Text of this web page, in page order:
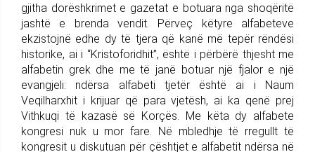
gjitha dorëshkrimet e gazetat e botuara nga shoqëritë
jashtë e brenda vendit. Përveç këtyre alfabeteve
ekzistojnë edhe dy të tjera që kanë më tepër rëndësi
historike, ai i “Kristoforidhit”, është i përbërë thjesht me
alfabetin grek dhe me të janë botuar një fjalor e një
evangjeli: ndërsa alfabeti tjetër është ai i Naum
Veqilharxhit i krijuar që para vjetësh, ai ka qenë prej
Vithkuqi të kazasë së Korçës. Me këta dy alfabete
kongresi nuk u mor fare. Në mbledhje të rregullt të
kongresit u diskutuan për çështjet e alfabetit ndërsa në